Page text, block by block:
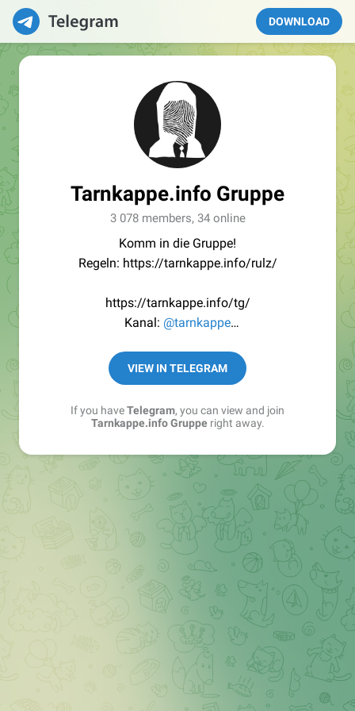
DOWNLOAD
Tarnkappe.info Gruppe
3 078 members, 34 online
Komm in die Gruppe!
Regeln: https://tarnkappe.info/rulz/
https://tarnkappe.info/tg/
Kanal: @tarnkappe
Best of:@bestoftarnkappe
Kochen: https://t.me/+WSW5F1VcmhliMjk6
VIEW IN TELEGRAM
If you haveTelegram, you can view and join
Tarnkappe.info Grupperight away.